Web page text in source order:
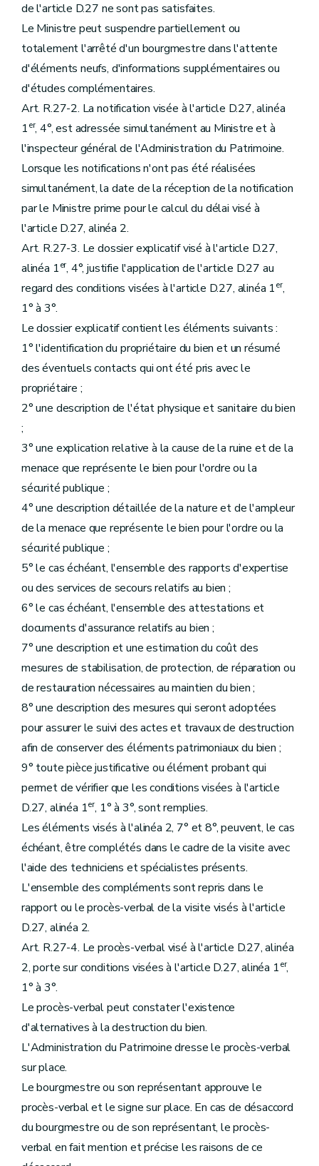
de l'article D.27 ne sont pas satisfaites.
Le Ministre peut suspendre partiellement ou
totalement l'arrêté d'un bourgmestre dans l'attente
d'éléments neufs, d'informations supplémentaires ou
d'études complémentaires.
Art. R.27-2. La notification visée à l'article D.27, alinéa
1er, 4°, est adressée simultanément au Ministre et à
l'inspecteur général de l'Administration du Patrimoine.
Lorsque les notifications n'ont pas été réalisées
simultanément, la date de la réception de la notification
par le Ministre prime pour le calcul du délai visé à
l'article D.27, alinéa 2.
Art. R.27-3. Le dossier explicatif visé à l'article D.27,
alinéa 1er, 4°, justifie l'application de l'article D.27 au
regard des conditions visées à l'article D.27, alinéa 1er,
1° à 3°.
Le dossier explicatif contient les éléments suivants :
1° l'identification du propriétaire du bien et un résumé
des éventuels contacts qui ont été pris avec le
propriétaire ;
2° une description de l'état physique et sanitaire du bien
;
3° une explication relative à la cause de la ruine et de la
menace que représente le bien pour l'ordre ou la
sécurité publique ;
4° une description détaillée de la nature et de l'ampleur
de la menace que représente le bien pour l'ordre ou la
sécurité publique ;
5° le cas échéant, l'ensemble des rapports d'expertise
ou des services de secours relatifs au bien ;
6° le cas échéant, l'ensemble des attestations et
documents d'assurance relatifs au bien ;
7° une description et une estimation du coût des
mesures de stabilisation, de protection, de réparation ou
de restauration nécessaires au maintien du bien ;
8° une description des mesures qui seront adoptées
pour assurer le suivi des actes et travaux de destruction
afin de conserver des éléments patrimoniaux du bien ;
9° toute pièce justificative ou élément probant qui
permet de vérifier que les conditions visées à l'article
D.27, alinéa 1er, 1° à 3°, sont remplies.
Les éléments visés à l'alinéa 2, 7° et 8°, peuvent, le cas
échéant, être complétés dans le cadre de la visite avec
l'aide des techniciens et spécialistes présents.
L'ensemble des compléments sont repris dans le
rapport ou le procès-verbal de la visite visés à l'article
D.27, alinéa 2.
Art. R.27-4. Le procès-verbal visé à l'article D.27, alinéa
2, porte sur conditions visées à l'article D.27, alinéa 1er,
1° à 3°.
Le procès-verbal peut constater l'existence
d'alternatives à la destruction du bien.
L'Administration du Patrimoine dresse le procès-verbal
sur place.
Le bourgmestre ou son représentant approuve le
procès-verbal et le signe sur place. En cas de désaccord
du bourgmestre ou de son représentant, le procès-
verbal en fait mention et précise les raisons de ce